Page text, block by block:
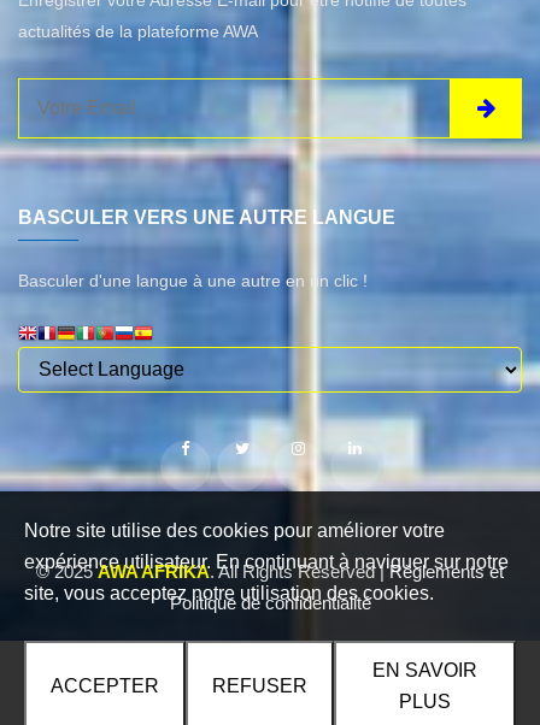
Notre site utilise des cookies pour améliorer votre
expérience utilisateur. En continuant à naviguer sur notre
site, vous acceptez notre utilisation des cookies.
ACCEPTER REFUSER
EN SAVOIR
PLUS
actualités de la plateforme AWA
BASCULER VERS UNE AUTRE LANGUE
Basculer d'une langue à une autre en un clic !
© 2025AWA AFRIKA. All Rights Reserved |Règlements et
Politique de confidentialité